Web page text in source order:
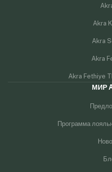
Akra
Akra
Akra
Akra Fethiye
МИР
Программа